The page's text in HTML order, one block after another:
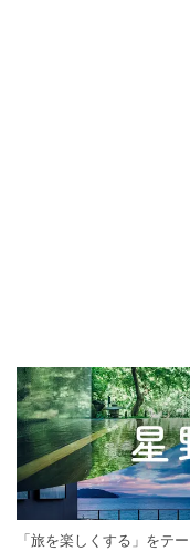
「旅を楽しくする」をテ